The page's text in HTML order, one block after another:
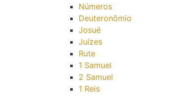
Números
Deuteronômio
Josué
Juízes
Rute
1 Samuel
2 Samuel
1 Reis